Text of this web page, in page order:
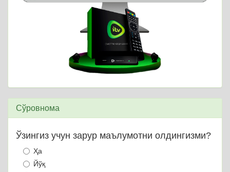
Сўровнома
Ўзингиз учун зарур маълумотни олдингизми?
Ҳа
Йўқ